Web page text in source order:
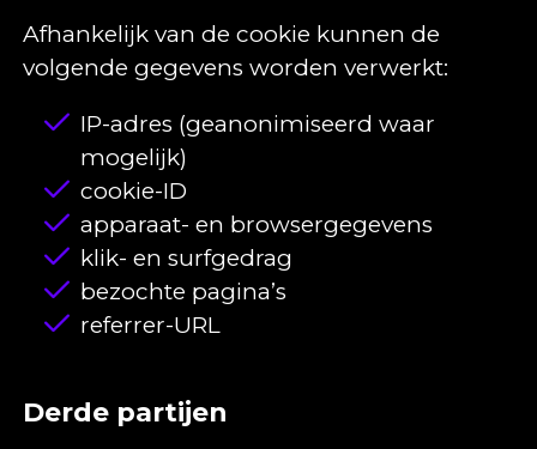
Afhankelijk van de cookie kunnen de
volgende gegevens worden verwerkt:
IP-adres (geanonimiseerd waar
mogelijk)
cookie-ID
apparaat- en browsergegevens
klik- en surfgedrag
bezochte pagina’s
referrer-URL
Derde partijen